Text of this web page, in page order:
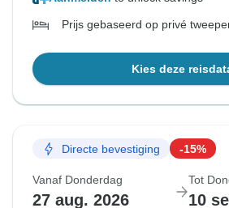
Prijs gebaseerd op privé
Kies deze
Directe bevestiging -15%
Vanaf Donderdag
27 aug. 2026
Tot
10